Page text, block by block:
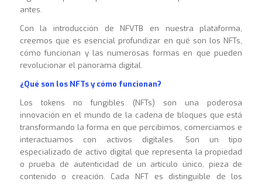
antes.
Con la introducción de NFVTB en nuestra plataforma,
creemos que es esencial profundizar en qué son los NFTs,
cómo funcionan y las numerosas formas en que pueden
revolucionar el panorama digital.
¿Qué son los NFTs y cómo funcionan?
Los tokens no fungibles (NFTs) son una poderosa
innovación en el mundo de la cadena de bloques que está
transformando la forma en que percibimos, comerciamos e
interactuamos con activos digitales. Son un tipo
especializado de activo digital que representa la propiedad
o prueba de autenticidad de un artículo único, pieza de
contenido o creación. Cada NFT es distinguible de los